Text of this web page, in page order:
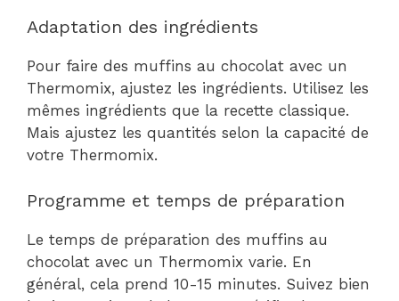
Adaptation des ingrédients
Pour faire des muffins au chocolat avec un
Thermomix, ajustez les ingrédients. Utilisez les
mêmes ingrédients que la recette classique.
Mais ajustez les quantités selon la capacité de
votre Thermomix.
Programme et temps de préparation
Le temps de préparation des muffins au
chocolat avec un Thermomix varie. En
général, cela prend 10-15 minutes. Suivez bien